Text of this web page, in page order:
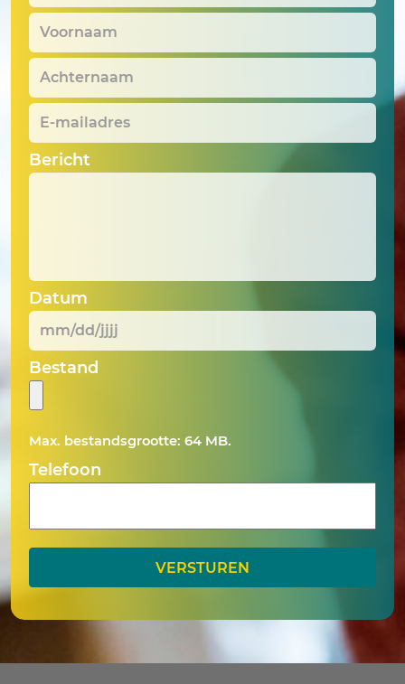
Voornaam
Achternaam
E-
mailadres *
Bericht
Datum
MM
slash
DD
slash
JJJJ
Bestand
Max. bestandsgrootte: 64 MB.
Telefoon